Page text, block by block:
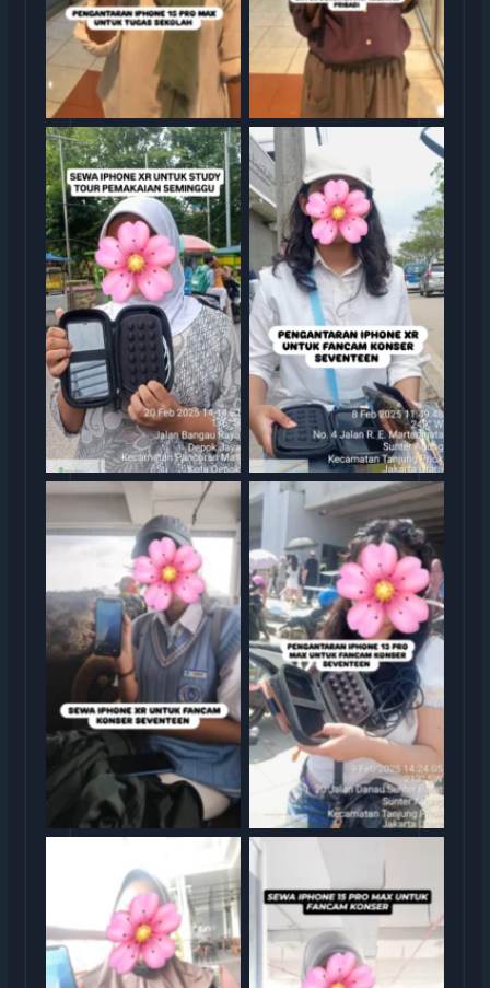
Serah Terima Sewa iPhone
TransGO
Serah Terima Sewa iPhone
XR Konser Seventeen
Serah Terima Sewa iPhone
XR Konser Seventeen
Serah Terima Sewa iPhone
13 Pro Max Konser
Seventeen